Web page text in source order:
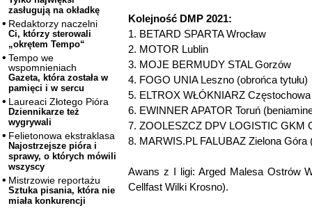
zasługują na okładkę
Redaktorzy naczelni
Ci, którzy sterowali
„okrętem Tempo“
Tempo we
wspomnieniach
Gazeta, która została w
pamięci i w sercu
Laureaci Złotego Pióra
Dziennikarze też
wygrywali
Felietonowa ekstraklasa
Najostrzejsze pióra i
sprawy, o których mówili
wszyscy
Mistrzowie reportażu
Sztuka pisania, która nie
miała konkurencji
Kolejność DMP 2021:
1. BETARD SPARTA Wrocław
2. MOTOR Lublin
3. MOJE BERMUDY STAL Gorzów
4. FOGO UNIA Leszno (obrońca tytułu)
5. ELTROX WŁÓKNIARZ Częstochowa
6. EWINNER APATOR Toruń
7. ZOOLESZCZ DPV LOGISTIC GKM
8. MARWIS.PL FALUBAZ Zielona Góra
Awans z I ligi: Arged Malesa Ostrów
Cellfast Wilki Krosno).